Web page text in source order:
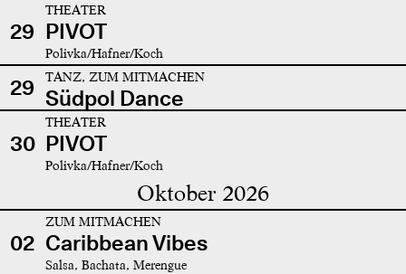
29
THEATER
PIVOT
Polivka/Hafner/Koch
29 TANZ, ZUM MITMACHEN
Südpol Dance
30
THEATER
PIVOT
Polivka/Hafner/Koch
Oktober 2026
02
ZUM MITMACHEN
Caribbean Vibes
Salsa, Bachata, Merengue